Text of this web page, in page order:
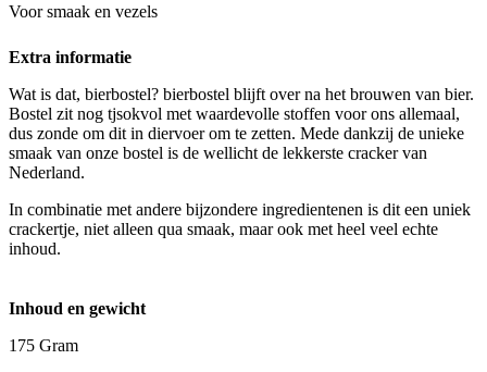
Voor smaak en vezels
Extra informatie
Wat is dat, bierbostel? bierbostel blijft over na het brouwen van bier.
Bostel zit nog tjsokvol met waardevolle stoffen voor ons allemaal,
dus zonde om dit in diervoer om te zetten. Mede dankzij de unieke
smaak van onze bostel is de wellicht de lekkerste cracker van
Nederland.
In combinatie met andere bijzondere ingredientenen is dit een uniek
crackertje, niet alleen qua smaak, maar ook met heel veel echte
inhoud.
Inhoud en gewicht
175 Gram